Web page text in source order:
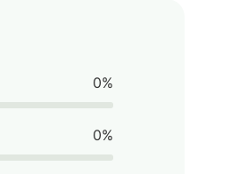
0%
0%